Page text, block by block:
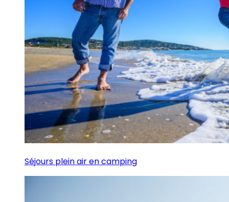
Séjours plein air en camping